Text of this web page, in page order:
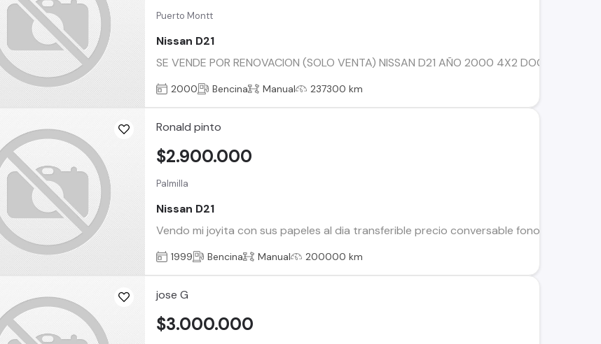
Puerto Montt
Nissan D21
SE VENDE POR RENOVACION (SOLO VENTA) NISSAN D21 AÑO 2000 4X2
2000 Bencina Manual 237300 km
Ronald pinto
Palmilla
Nissan D21
Vendo mi joyita con sus papeles al dia transferible precio conversable fono contacto
$2.900.000
1999 Bencina Manual 200000 km
jose G
$3.000.000